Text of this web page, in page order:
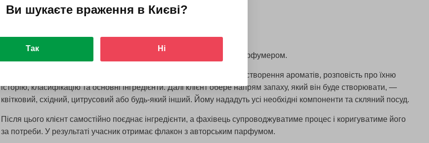
На учасника чекає індивідуальне заняття разом із професійним парфумером.
Спочатку професіонал ознайомить гостя із базовими принципами створення ароматів, розповість про їхню
історію, класифікацію та основні інгредієнти. Далі клієнт обере напрям запаху, який він буде створювати, —
квітковий, східний, цитрусовий або будь-який інший. Йому нададуть усі необхідні компоненти та скляний посуд.
Після цього клієнт самостійно поєднає інгредієнти, а фахівець супроводжуватиме процес і коригуватиме його
за потреби. У результаті учасник отримає флакон з авторським парфумом.
Ви шукаєте враження в Києві?
Так Ні